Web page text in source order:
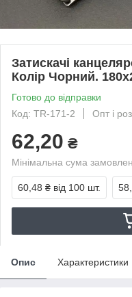
Затискачі
Колір Чорний.
Готово до відправки
Код: TR-171-2
Опт і
62,20 ₴
Мінімальна сума
60,48 ₴ від 100 шт.
Опис Характеристики